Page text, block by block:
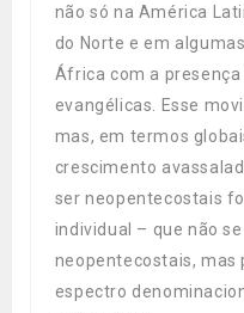
não só na América
do Norte e em
África com a
evangélicas. Esse
mas, em termos
crescimento
ser neopentecostais
individual – que não
neopentecostais, mas
espectro